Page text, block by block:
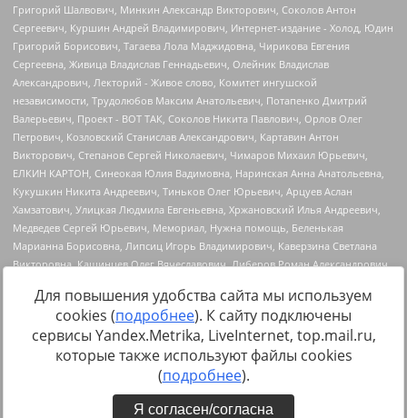
Источник:https://minjust.gov.ru/uploaded/files/reestr-
inostrannyih-agentov-22-03-2024.pdfданные на22.03.2024
Для повышения удобства сайта мы используем
cookies (подробнее). К сайту подключены
сервисы Yandex.Metrika, LiveInternet, top.mail.ru,
которые также используют файлы cookies
(подробнее).
Я согласен/согласна